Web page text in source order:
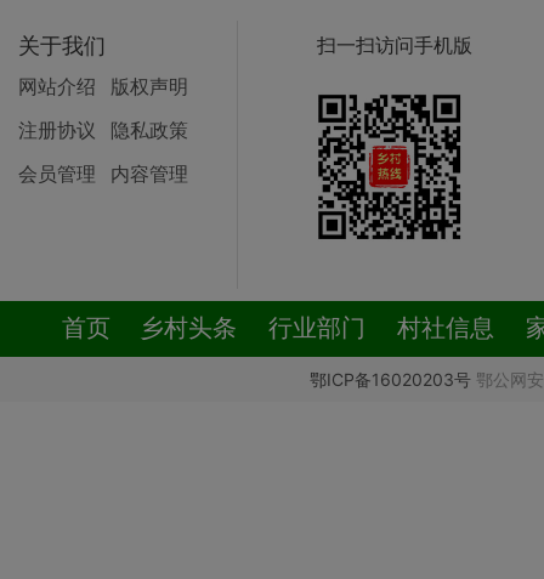
关于我们
网站介绍
版权声明
注册协议
隐私政策
会员管理
内容管理
扫一扫访问手机版
首页 乡村头条 行业部门 村社信息
鄂ICP备16020203号鄂公网